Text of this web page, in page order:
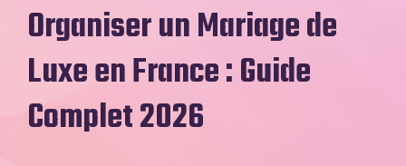
Organiser un Mariage de
Luxe en France : Guide
Complet 2026